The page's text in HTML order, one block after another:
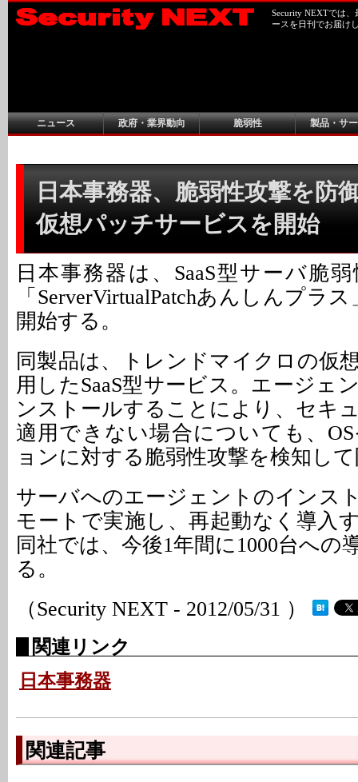
Security NEXTでは
ースを日刊でお届け
ニュース 政府・業界動向 脆弱性 製品・サ
日本事務器、脆弱性攻撃を防
仮想パッチサービスを開始
日本事務器は、SaaS型サーバ脆
「ServerVirtualPatchあんしんプラ
開始する。
同製品は、トレンドマイクロの仮
用したSaaS型サービス。エージェ
ンストールすることにより、セキ
適用できない場合についても、
ョンに対する脆弱性攻撃を検知し
サーバへのエージェントのインス
モートで実施し、再起動なく導入
同社では、今後1年間に1000台への
る。
（Security NEXT - 2012/05/31 ）
関連リンク
日本事務器
関連記事